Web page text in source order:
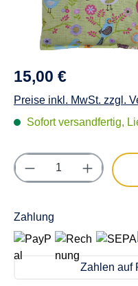
15,00 €
Preise inkl. MwSt. zzgl.
Sofort versandfertig,
Produkt Anzahl:
Zahlung
Zahlen auf